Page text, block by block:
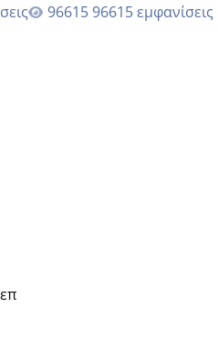
96615 εμφανίσεις